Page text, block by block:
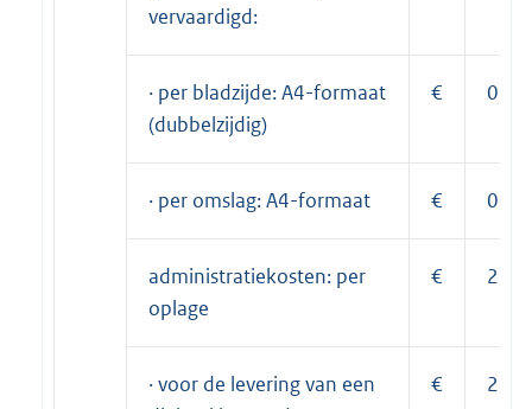
vervaardigd:
· per bladzijde: A4-formaat
(dubbelzijdig)
€ 0,20
· per omslag: A4-formaat € 0,20
administratiekosten: per
oplage
€ 2,65
· voor de levering van een
€ 2,65